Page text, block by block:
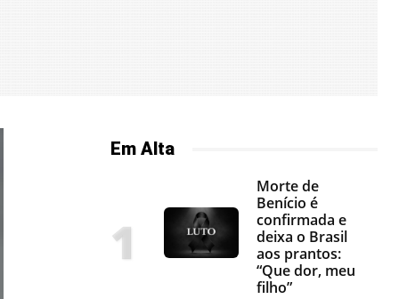
Em Alta
Morte de
Benício é
confirmada e
deixa o Brasil
aos prantos:
“Que dor, meu
filho”